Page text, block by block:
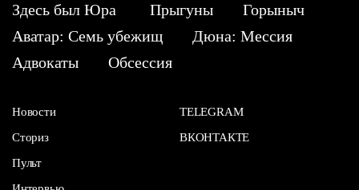
Здесь был Юра
Прыгуны
Горыныч
Аватар: Семь убежищ
Дюна: Мессия
Адвокаты
Обсессия
Новости
Сториз
Пульт
TELEGRAM
ВКОНТАКТЕ